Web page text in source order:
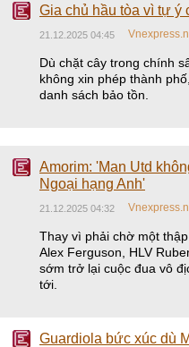
Gia chủ hầu tòa vì tự ý
21.12.2025 04:45
Dù chặt cây trong chính
không xin phép thành
danh sách bảo tồn.
Amorim: 'Man Utd
Ngoại hạng Anh'
21.12.2025 04:32
Thay vì phải chờ một
Alex Ferguson, HLV
sớm trở lại cuộc đua vô
tới.
Guardiola bức xúc dù